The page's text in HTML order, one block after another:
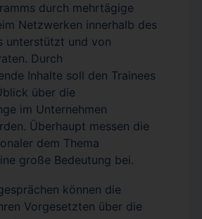
durch mehrtägige
Netzwerken innerhalb des
unterstützt und von
Durch
Inhalte soll den Trainees
über die
im Unternehmen
Überhaupt messen die
dem Thema
große Bedeutung bei.
können die
Vorgesetzten über die